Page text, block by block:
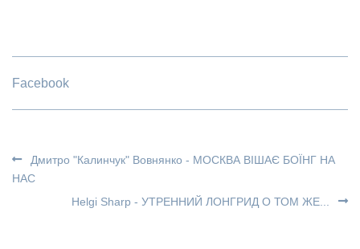
Facebook
Дмитро "Калинчук" Вовнянко - МОСКВА ВІШАЄ БОЇНГ НА
НАС
Helgi Sharp - УТРЕННИЙ ЛОНГРИД О ТОМ ЖЕ...